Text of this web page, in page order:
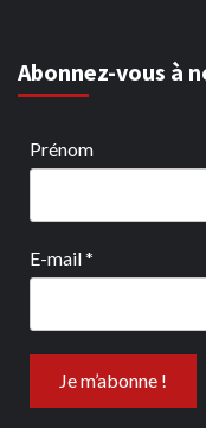
Abonnez-vous à
Prénom
E-mail*